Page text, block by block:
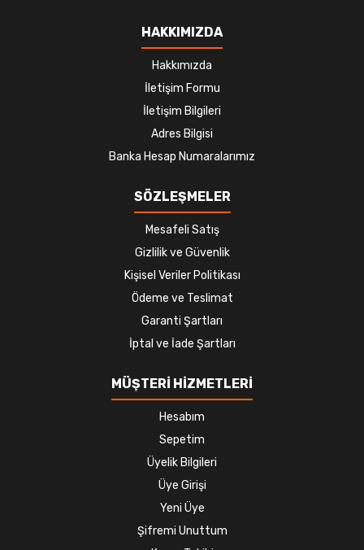
HAKKIMIZDA
Hakkımızda
İletişim Formu
İletişim Bilgileri
Adres Bilgisi
Banka Hesap Numaralarımız
SÖZLEŞMELER
Mesafeli Satış
Gizlilik ve Güvenlik
Kişisel Veriler Politikası
Ödeme ve Teslimat
Garanti Şartları
İptal ve İade Şartları
MÜŞTERİ HİZMETLERİ
Hesabım
Sepetim
Üyelik Bilgileri
Üye Girişi
Yeni Üye
Şifremi Unuttum